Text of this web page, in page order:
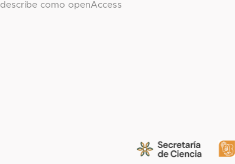
describe como openAccess